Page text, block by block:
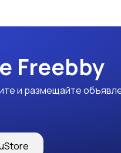
Freebby
и размещайте